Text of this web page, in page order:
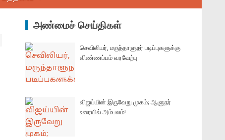
அண்மைச் செய்திகள்
செவிலியர், மருந்தாளுநர் படிப்புகளுக்கு
விண்ணப்பம் வரவேற்பு
விஜய்யின் இருவேறு முகம்; ஆளுநர்
உரையில் அம்பலம்!